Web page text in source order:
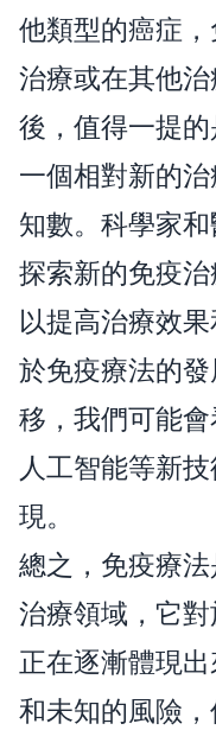
他類型的癌症
治療或在其他
後，值得一提
一個相對新的
知數。科學家
探索新的免疫
以提高治療效
於免疫療法的
移，我們可能
人工智能等新
現。
總之，免疫療
治療領域，它
正在逐漸體現
和未知的風險